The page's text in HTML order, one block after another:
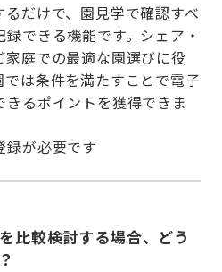
だけで、園見学で確認すべ
できる機能です。シェア・
家庭での最適な園選びに役
では条件を満たすことで電子
きるポイントを獲得できま
が必要です
比較検討する場合、どう